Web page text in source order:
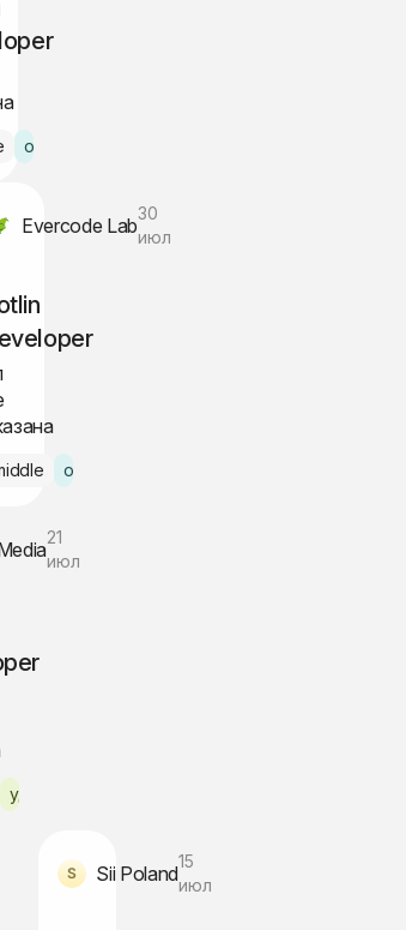
офис Варшава
Evercode Lab
30
июл
офис Питер
21
июл
удалённо
Sii Poland
15
июл